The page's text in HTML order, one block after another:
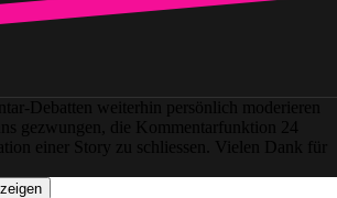
Debatten weiterhin persönlich moderieren
gezwungen, die Kommentarfunktion 24
einer Story zu schliessen. Vielen Dank für